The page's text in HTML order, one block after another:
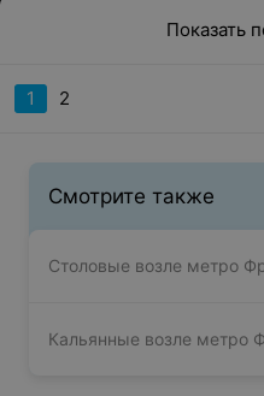
Показать
1 2
Смотрите также
Столовые возле метро
Кальянные возле метро